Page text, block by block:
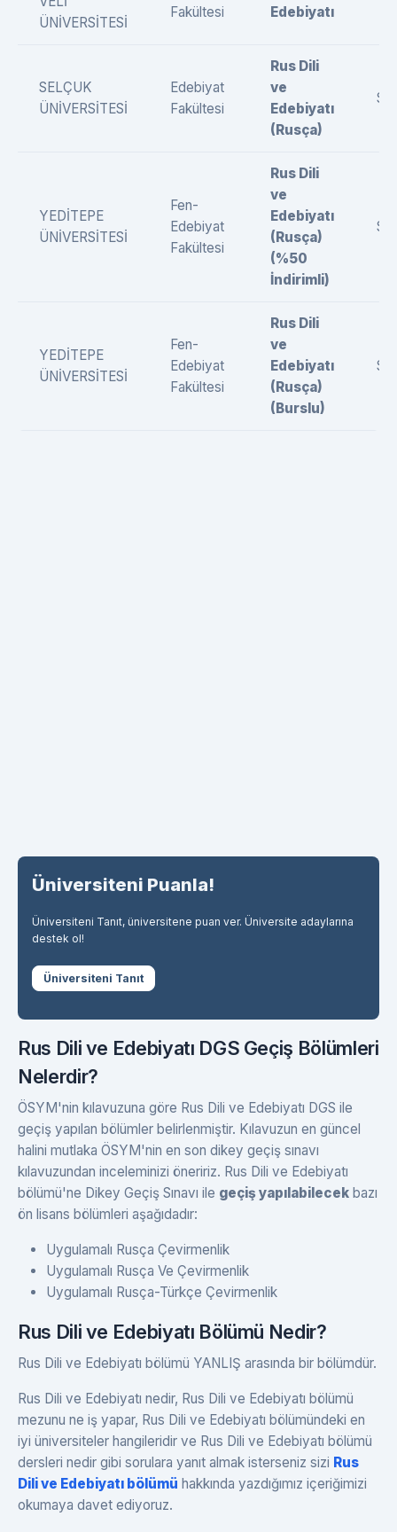
ÜNİVERSİTESİ
Fakültesi Edebiyatı
SELÇUK
ÜNİVERSİTESİ
Edebiyat
Fakültesi
Rus Dili
ve
Edebiyatı
(Rusça)
YEDİTEPE
ÜNİVERSİTESİ
Fen-
Edebiyat
Fakültesi
Rus Dili
ve
Edebiyatı
(Rusça)
(%50
İndirimli)
YEDİTEPE
ÜNİVERSİTESİ
Fen-
Edebiyat
Fakültesi
Rus Dili
ve
Edebiyatı
(Rusça)
(Burslu)
Üniversiteni Puanla!
Üniversiteni Tanıt, üniversitene puan ver. Üniversite adaylarına
destek ol!
Üniversiteni Tanıt
Rus Dili ve Edebiyatı DGS Geçiş Bölümleri
Nelerdir?
ÖSYM'nin kılavuzuna göre Rus Dili ve Edebiyatı DGS ile
geçiş yapılan bölümler belirlenmiştir. Kılavuzun en güncel
halini mutlaka ÖSYM'nin en son dikey geçiş sınavı
kılavuzundan inceleminizi öneririz. Rus Dili ve Edebiyatı
bölümü'ne Dikey Geçiş Sınavı ile geçiş yapılabilecek bazı
ön lisans bölümleri aşağıdadır:
Uygulamalı Rusça Çevirmenlik
Uygulamalı Rusça Ve Çevirmenlik
Uygulamalı Rusça-Türkçe Çevirmenlik
Rus Dili ve Edebiyatı Bölümü Nedir?
Rus Dili ve Edebiyatı bölümü YANLIŞ arasında bir bölümdür.
Rus Dili ve Edebiyatı nedir, Rus Dili ve Edebiyatı bölümü
mezunu ne iş yapar, Rus Dili ve Edebiyatı bölümündeki en
iyi üniversiteler hangileridir ve Rus Dili ve Edebiyatı bölümü
dersleri nedir gibi sorulara yanıt almak isterseniz sizi Rus
Dili ve Edebiyatı bölümü hakkında yazdığımız içeriğimizi
okumaya davet ediyoruz.